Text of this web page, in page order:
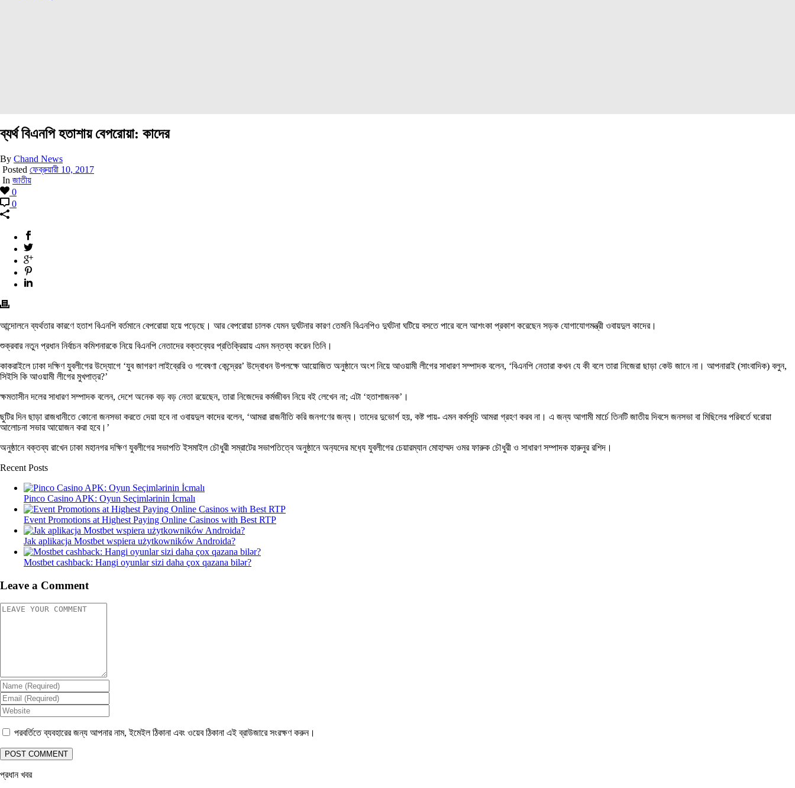
ব্যর্থ বিএনপি হতাশায় বেপরোয়া: কাদের
By Chand News
Posted ফেব্রুয়ারী 10, 2017
In জাতীয়
0
0
আন্দোলনে ব্যর্থতার কারণে হতাশ বিএনপি বর্তমানে বেপরোয়া হয়ে পড়েছে। আর বেপরোয়া চালক যেমন দুর্ঘটনার কারণ তেমনি বিএনপিও দুর্ঘটনা ঘটিয়ে বসতে পারে বলে আশংকা প্রকাশ করেছেন সড়ক যোগাযোগমন্ত্রী ওবায়দুল কাদের।
শুক্রবার নতুন প্রধান নির্বাচন কমিশনারকে নিয়ে বিএনপি নেতাদের বক্তব‌্যের প্রতিক্রিয়ায় এমন মন্তব্য করেন তিনি।
কাকরাইলে ঢাকা দক্ষিণ যুবলীগের উদ্যোগে ‘যুব জাগরণ লাইব্রেরি ও গবেষণা কেন্দ্রের’ উদ্বোধন উপলক্ষে আয়োজিত অনুষ্ঠানে অংশ নিয়ে আওয়ামী লীগের সাধারণ সম্পাদক বলেন, ‘বিএনপি নেতারা কখন যে কী বলে তারা নিজেরা ছাড়া কেউ জানে না। আপনারাই (সাংবাদিক) বলুন,
সিইসি কি আওয়ামী লীগের মুখপাত্র?’
ক্ষমতাসীন দলের সাধারণ সম্পাদক বলেন, দেশে অনেক বড় বড় নেতা রয়েছেন, তারা নিজেদের কর্মজীবন নিয়ে বই লেখেন না; এটা ‘হতাশাজনক’।
ছুটির দিন ছাড়া রাজধানীতে কোনো জনসভা করতে দেয়া হবে না ওবায়দুল কাদের বলেন, ‘আমরা রাজনীতি করি জনগণের জন্য। তাদের দুভোর্গ হয়, কষ্ট পায়- এমন কর্মসূচি আমরা গ্রহণ করব না। এ জন্য আগামী মার্চে তিনটি জাতীয় দিবসে জনসভা বা মিছিলের পরিবর্তে ঘরোয়া
আলোচনা সভার আয়োজন করা হবে।’
অনুষ্ঠানে বক্তব্য রাখেন ঢাকা মহানগর দক্ষিণ যুবলীগের সভাপতি ইসমাইল চৌধুরী সম্রাটের সভাপতিত্বে অনুষ্ঠানে অন‌্যদের মধ‌্যে যুবলীগের চেয়ারম্যান মোহাম্মদ ওমর ফারুক চৌধুরী ও সাধারণ সম্পাদক হারুনুর রশিদ।
Recent Posts
Pinco Casino APK: Oyun Seçimlərinin İcmalı
Event Promotions at Highest Paying Online Casinos with Best RTP
Jak aplikacja Mostbet wspiera użytkowników Androida?
Mostbet cashback: Hangi oyunlar sizi daha çox qazana bilər?
Leave a Comment
পরবর্তিতে ব্যবহারের জন্য আপনার নাম, ইমেইল ঠিকানা এবং ওয়েব ঠিকানা এই ব্রাউজারে সংরক্ষণ করুন।
প্রধান খবর